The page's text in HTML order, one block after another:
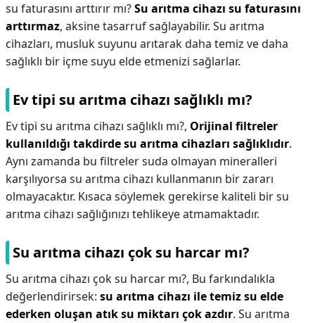
su faturasını arttırır mı?Su arıtma cihazı su faturasını
arttırmaz, aksine tasarruf sağlayabilir. Su arıtma
cihazları, musluk suyunu arıtarak daha temiz ve daha
sağlıklı bir içme suyu elde etmenizi sağlarlar.
Ev tipi su arıtma cihazı sağlıklı mı?
Ev tipi su arıtma cihazı sağlıklı mı?, Orijinal filtreler
kullanıldığı takdirde su arıtma cihazları sağlıklıdır.
Aynı zamanda bu filtreler suda olmayan mineralleri
karşılıyorsa su arıtma cihazı kullanmanın bir zararı
olmayacaktır. Kısaca söylemek gerekirse kaliteli bir su
arıtma cihazı sağlığınızı tehlikeye atmamaktadır.
Su arıtma cihazı çok su harcar mı?
Su arıtma cihazı çok su harcar mı?, Bu farkındalıkla
değerlendirirsek: su arıtma cihazı ile temiz su elde
ederken oluşan atık su miktarı çok azdır. Su arıtma